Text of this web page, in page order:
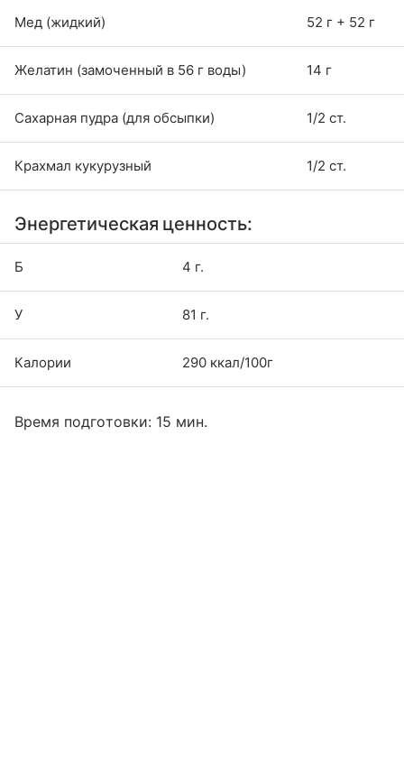
Мед (жидкий) 52 г + 52 г
Желатин (замоченный в 56 г воды) 14 г
Сахарная пудра (для обсыпки) 1/2 ст.
Крахмал кукурузный 1/2 ст.
Энергетическая ценность:
Б 4 г.
У 81 г.
Калории 290 ккал/100г
Время подготовки: 15 мин.